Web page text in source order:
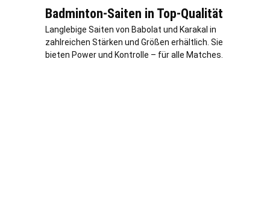
Badminton-Saiten in Top-Qualität
Langlebige Saiten von Babolat und Karakal in
zahlreichen Stärken und Größen erhältlich. Sie
bieten Power und Kontrolle – für alle Matches.